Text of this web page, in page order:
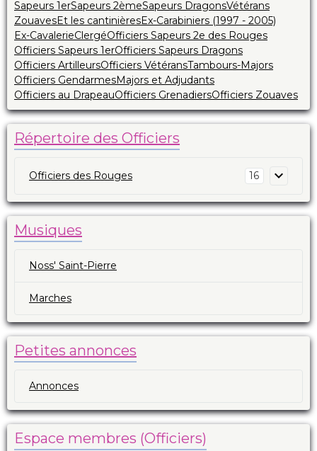
Sapeurs 1erSapeurs 2èmeSapeurs DragonsVétérans
ZouavesEt les cantinièresEx-Carabiniers (1997 - 2005)
Ex-CavalerieClergéOfficiers Sapeurs 2e des Rouges
Officiers Sapeurs 1erOfficiers Sapeurs Dragons
Officiers ArtilleursOfficiers VétéransTambours-Majors
Officiers GendarmesMajors et Adjudants
Officiers au DrapeauOfficiers GrenadiersOfficiers Zouaves
Répertoire des Officiers
Officiers des Rouges 16
Musiques
Noss' Saint-Pierre
Marches
Petites annonces
Annonces
Espace membres (Officiers)